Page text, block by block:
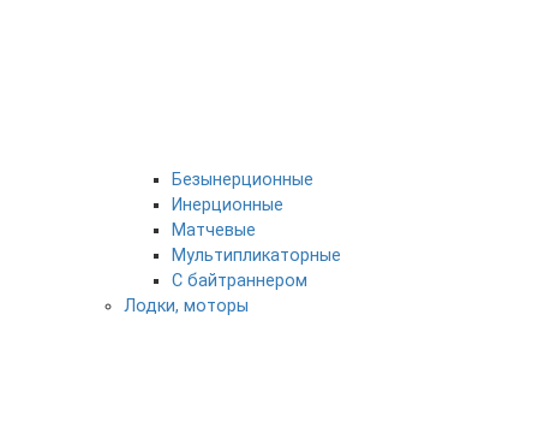
Безынерционные
Инерционные
Матчевые
Мультипликаторные
С байтраннером
Лодки, моторы